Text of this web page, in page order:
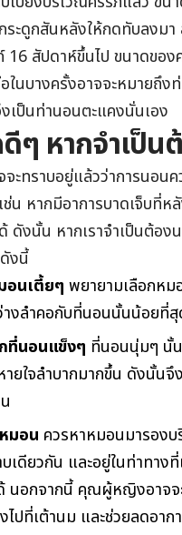
ะดูกสันหลังให้กดทับลงมา
16 สัปดาห์ขึ้นไป ขนาดขอ
ในบางครั้งอาจจะหมาย
เป็นท่านอนตะแคงนั่นเอง
ๆ หากจำเป็น
จะทราบอยู่แล้วว่าการนอ
ช่น หากมีอาการบาดเจ็บที่
ดังนั้น หากเราจำเป็นต้อ
งนี้
อนเตี้ยๆ พยายามเลือกหม
างลำคอกับที่นอนนั้นน้อยที่สุ
ที่นอนแข็งๆ ที่นอนนุ่มๆ นั้น
ายใจลำบากมากขึ้น ดังนั้น
มอน ควรหาหมอนมารอง
บเดียวกัน และอยู่ในท่าทา
นอกจากนี้ คุณผู้หญิงอาจ
ไปที่เต้านม และช่วยลดอาก